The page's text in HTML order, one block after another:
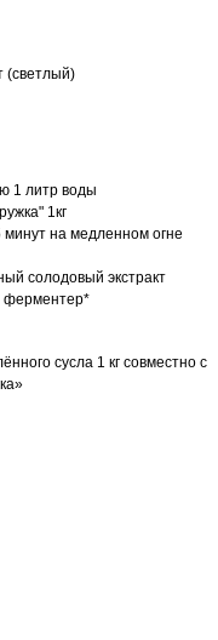
(светлый)
1 литр воды
1кг
на медленном огне
солодовый экстракт
ферментер*
сусла 1 кг совместно с